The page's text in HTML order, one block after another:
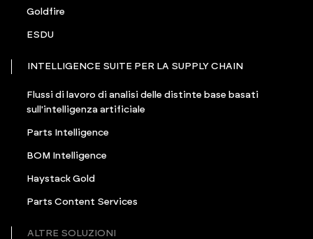
Goldfire
ESDU
INTELLIGENCE SUITE PER LA SUPPLY CHAIN
Flussi di lavoro di analisi delle distinte base basati
sull'intelligenza artificiale
Parts Intelligence
BOM Intelligence
Haystack Gold
Parts Content Services
ALTRE SOLUZIONI